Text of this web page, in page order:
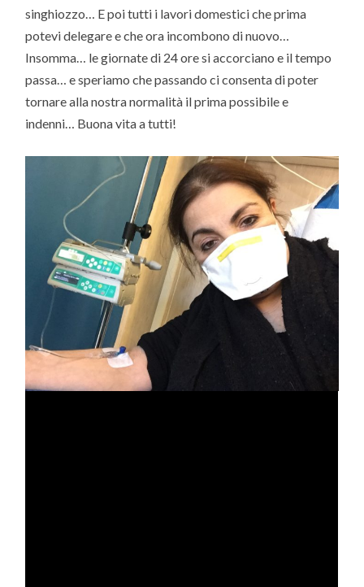
singhiozzo… E poi tutti i lavori domestici che prima
potevi delegare e che ora incombono di nuovo…
Insomma… le giornate di 24 ore si accorciano e il tempo
passa… e speriamo che passando ci consenta di poter
tornare alla nostra normalità il prima possibile e
indenni… Buona vita a tutti!